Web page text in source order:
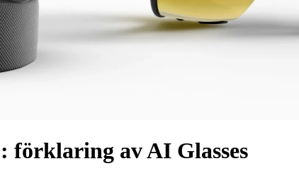
förklaring av AI Glasses